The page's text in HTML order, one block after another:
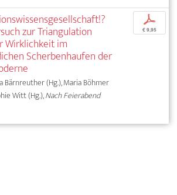
zur Triangulation
Wirklichkeit im
Scherbenhaufen der
Bärnreuther (Hg.), Maria Böhmer
Witt (Hg.),Nach Feierabend
p
€ 9,95